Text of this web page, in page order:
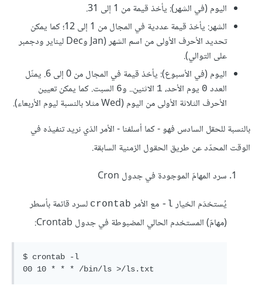
اليوم (في الشهر): يأخذ قيمة من 1 إلى 31.
الشهر: يأخذ قيمة عددية في المجال من 1 إلى 12؛ كما يمكن
تحديد الأحرف الأولى من اسم الشهر (Jan وDec ليناير ودجمبر
على التوالي).
اليوم (في الأسبوع): يأخذ قيمة في المجال من 0 إلى 6. يمثّل
العدد 0 يوم الأحد، 1 الاثنين.. و6 السبت. كما يمكن تعيين
الأحرف الثلاثة الأولى من اليوم (Wed مثلا بالنسبة ليوم الأربعاء).
بالنسبة للحقل السادس فهو - كما أسلفنا - الأمر الذي نريد تنفيذه في
الوقت المحدّد عن طريق الحقول الزمنية السابقة.
سرد المهامّ الموجودة في جدول Cron
يُستخدَم الخيار l- مع الأمر crontab لسرد قائمة بأسطر
(مهامّ) المستخدم الحالي المضبوطة في جدول Crontab:
$ crontab -l
00 10 * * * /bin/ls >/ls.txt